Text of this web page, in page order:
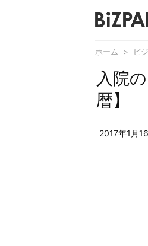
ホーム > ビ
入院
暦】
2017年1月